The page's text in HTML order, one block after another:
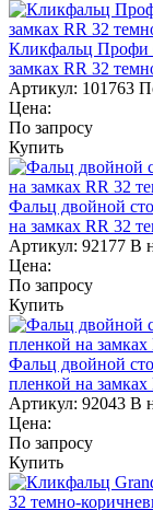
Кликфальц Профи
замках RR 32
Артикул: 101763
Цена:
По запросу
Купить
Фальц двойной
на замках RR 32
Артикул: 92177 В
Цена:
По запросу
Купить
Фальц двойной
пленкой на
Артикул: 92043 В
Цена:
По запросу
Купить